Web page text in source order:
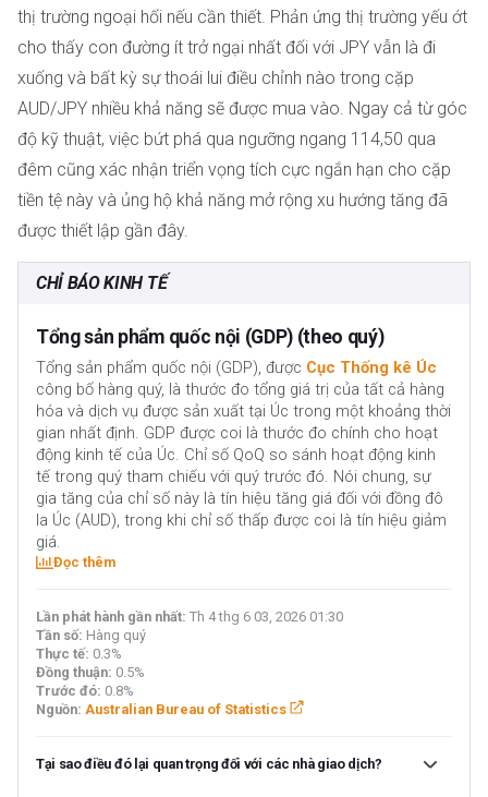
thị trường ngoại hối nếu cần thiết. Phản ứng thị trường yếu ớt
cho thấy con đường ít trở ngại nhất đối với JPY vẫn là đi
xuống và bất kỳ sự thoái lui điều chỉnh nào trong cặp
AUD/JPY nhiều khả năng sẽ được mua vào. Ngay cả từ góc
độ kỹ thuật, việc bứt phá qua ngưỡng ngang 114,50 qua
đêm cũng xác nhận triển vọng tích cực ngắn hạn cho cặp
tiền tệ này và ủng hộ khả năng mở rộng xu hướng tăng đã
được thiết lập gần đây.
CHỈ BÁO KINH TẾ
Tổng sản phẩm quốc nội (GDP) (theo quý)
Tổng sản phẩm quốc nội (GDP), được Cục Thống kê Úc
công bố hàng quý, là thước đo tổng giá trị của tất cả hàng
hóa và dịch vụ được sản xuất tại Úc trong một khoảng thời
gian nhất định. GDP được coi là thước đo chính cho hoạt
động kinh tế của Úc. Chỉ số QoQ so sánh hoạt động kinh
tế trong quý tham chiếu với quý trước đó. Nói chung, sự
gia tăng của chỉ số này là tín hiệu tăng giá đối với đồng đô
la Úc (AUD), trong khi chỉ số thấp được coi là tín hiệu giảm
giá.
Đọc thêm
Lần phát hành gần nhất: Th 4 thg 6 03, 2026 01:30
Tần số: Hàng quý
Thực tế: 0.3%
Đồng thuận: 0.5%
Trước đó: 0.8%
Nguồn: Australian Bureau of Statistics
Tại sao điều đó lại quan trọng đối với các nhà giao dịch?